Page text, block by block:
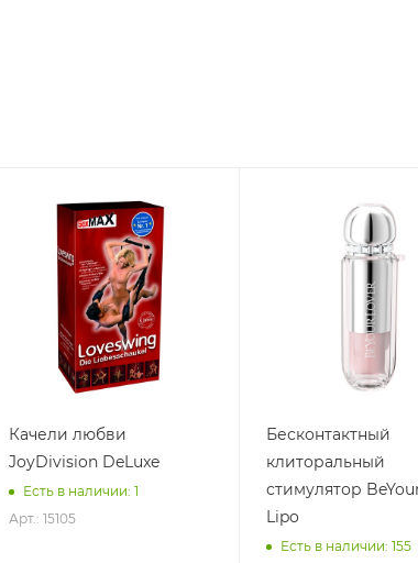
Качели любви
JoyDivision DeLuxe
Есть в наличии: 1
Арт.: 15105
Бесконтактный
клиторальный
стимулятор
Lipo
Есть в наличии: 155